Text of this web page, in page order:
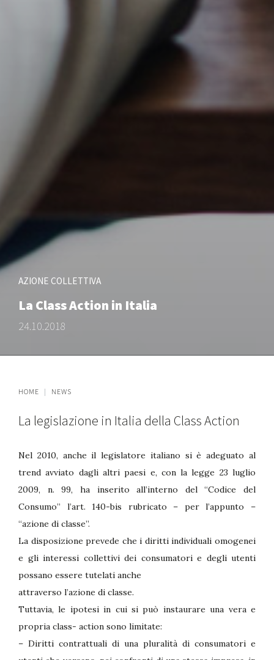
AZIONE COLLETTIVA
La Class Action in Italia
24.10.2018
HOME NEWS
La legislazione in Italia della Class Action
Nel 2010, anche il legislatore italiano si è adeguato al
trend avviato dagli altri paesi e, con la legge 23 luglio
2009, n. 99, ha inserito all’interno del “Codice del
Consumo” l’art. 140-bis rubricato – per l’appunto –
“azione di classe”.
La disposizione prevede che i diritti individuali omogenei
e gli interessi collettivi dei consumatori e degli utenti
possano essere tutelati anche
attraverso l’azione di classe.
Tuttavia, le ipotesi in cui si può instaurare una vera e
propria class- action sono limitate:
– Diritti contrattuali di una pluralità di consumatori e